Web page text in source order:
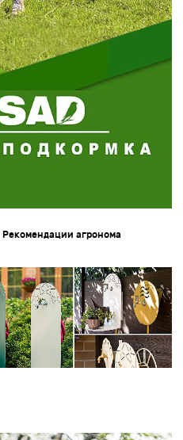
Рекомендации агронома